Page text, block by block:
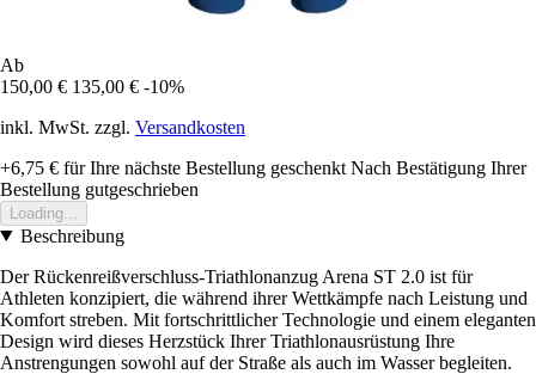
Ab
150,00 € 135,00 € -10%
inkl. MwSt. zzgl. Versandkosten
+6,75 € für Ihre nächste Bestellung geschenkt Nach Bestätigung Ihrer
Bestellung gutgeschrieben
Loading...
Beschreibung
Der Rückenreißverschluss-Triathlonanzug Arena ST 2.0 ist für
Athleten konzipiert, die während ihrer Wettkämpfe nach Leistung und
Komfort streben. Mit fortschrittlicher Technologie und einem eleganten
Design wird dieses Herzstück Ihrer Triathlonausrüstung Ihre
Anstrengungen sowohl auf der Straße als auch im Wasser begleiten.